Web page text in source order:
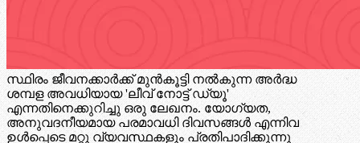
സ്ഥിരം ജീവനക്കാർക്ക് മുൻകൂട്ടി നൽകുന്ന അർദ്ധ
ശമ്പള അവധിയായ 'ലീവ് നോട്ട് ഡ്യൂ'
എന്നതിനെക്കുറിച്ചു ഒരു ലേഖനം. യോഗ്യത,
അനുവദനീയമായ പരമാവധി ദിവസങ്ങൾ എന്നിവ
ഉൾപ്പെടെ മറ്റു വ്യവസ്ഥകളും പ്രതിപാദിക്കുന്നു